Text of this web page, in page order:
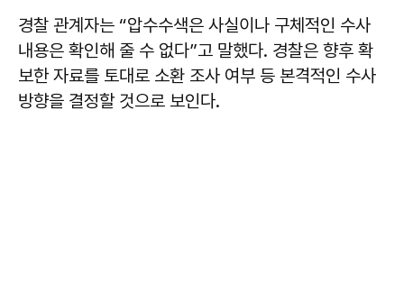
경찰 관계자는 “압수수색은 사실이나 구체적인 수사
내용은 확인해 줄 수 없다”고 말했다. 경찰은 향후 확
보한 자료를 토대로 소환 조사 여부 등 본격적인 수사
방향을 결정할 것으로 보인다.